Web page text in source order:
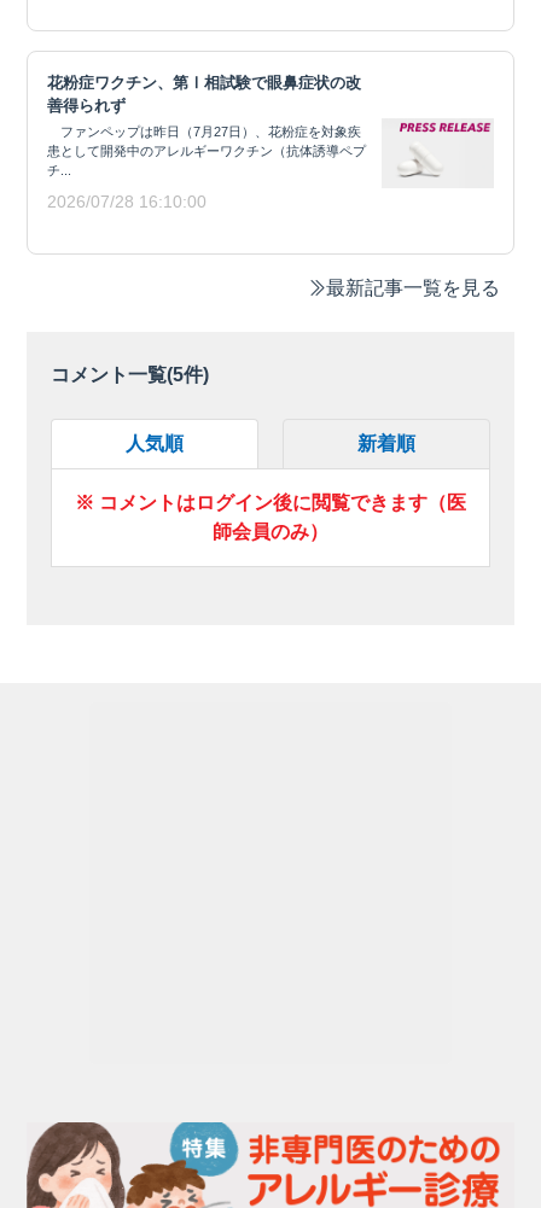
花粉症ワクチン、第Ⅰ相試験で眼鼻症状の改
善得られず
ファンペップは昨日（7月27日）、花粉症を対象疾
患として開発中のアレルギーワクチン（抗体誘導ペプ
チ...
2026/07/28 16:10:00
最新記事一覧を見る
コメント一覧(5件)
人気順 新着順
※ コメントはログイン後に閲覧できます（医
師会員のみ）